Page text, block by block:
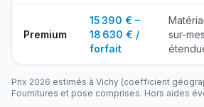
Premium
15 390 € –
18 630 € /
forfait
sur-
Prix 2026 estimés à Vichy (coefficient
Fournitures et pose comprises. Hors aides